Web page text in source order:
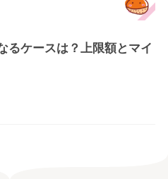
るケースは？上限額とマイ